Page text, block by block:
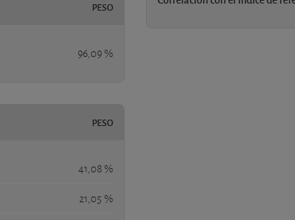
PESO
96,09 %
PESO
41,08 %
21,05 %